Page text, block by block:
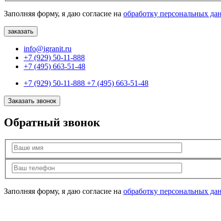
Заполняя форму, я даю согласие на обработку персональных
info@igranit.ru
+7 (929) 50-11-888
+7 (495) 663-51-48
+7 (929) 50-11-888 +7 (495) 663-51-48
Заказать звонок
Обратный звонок
Заполняя форму, я даю согласие на обработку персональных